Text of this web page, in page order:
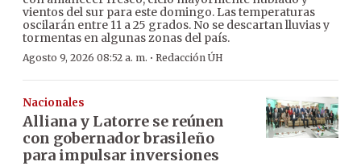
vientos del sur para este domingo. Las temperaturas
oscilarán entre 11 a 25 grados. No se descartan lluvias y
tormentas en algunas zonas del país.
Agosto 9, 2026 08:52 a. m. · Redacción ÚH
Nacionales
Alliana y Latorre se reúnen
con gobernador brasileño
para impulsar inversiones